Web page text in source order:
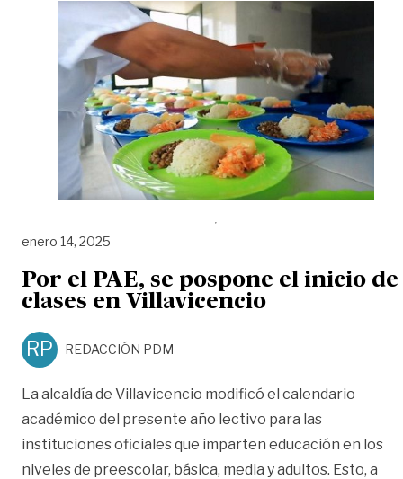
enero 14, 2025
Por el PAE, se pospone el inicio de
clases en Villavicencio
RP REDACCIÓN PDM
La alcaldía de Villavicencio modificó el calendario
académico del presente año lectivo para las
instituciones oficiales que imparten educación en los
niveles de preescolar, básica, media y adultos. Esto, a